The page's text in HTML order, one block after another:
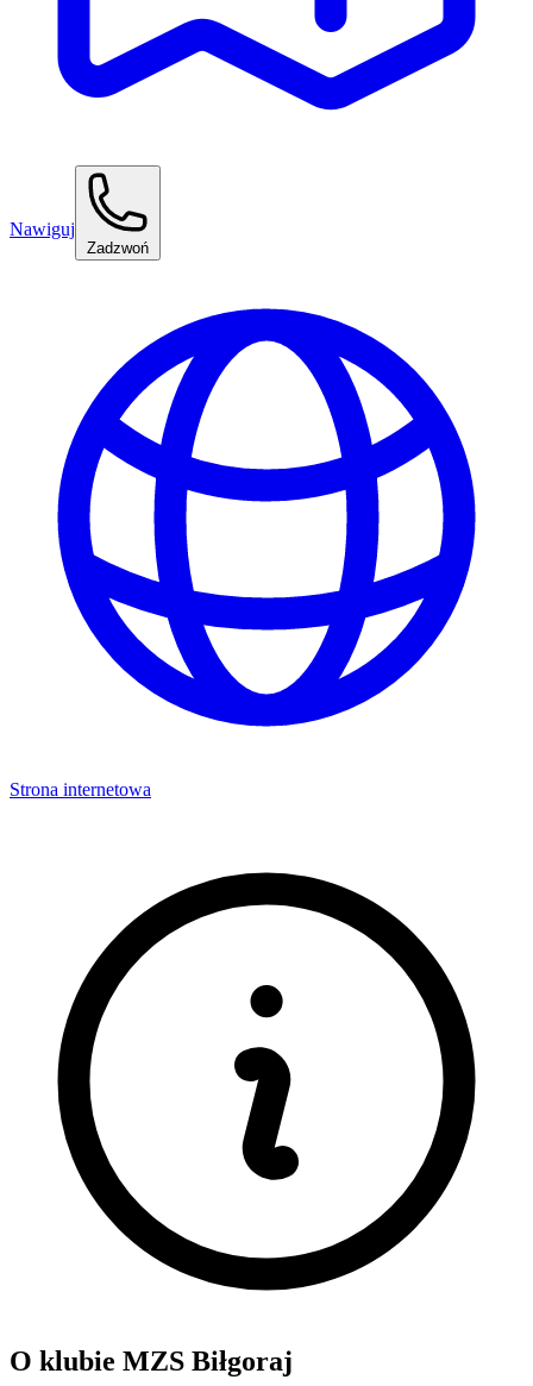
Nawiguj
Zadzwoń
Strona internetowa
O klubie MZS Biłgoraj